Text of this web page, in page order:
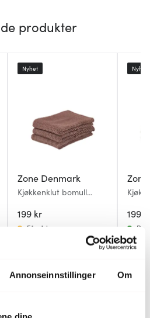
Annonseinnstillinger Om
produkter
Zone Denmark
Kjøkkenklut bomull
199 kr
Nyhet
Få på lager
199
Nyhet
På
også liker